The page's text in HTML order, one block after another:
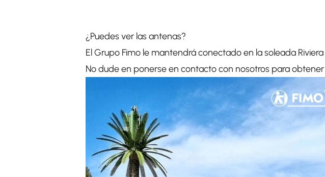
¿Puedes ver las antenas?
El Grupo Fimo le mantendrá conectado en la soleada
No dude en ponerse en contacto con nosotros para